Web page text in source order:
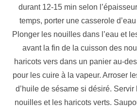
durant 12-15 min selon
temps, porter une casserole
Plonger les nouilles dans l’eau et
avant la fin de la cuisson des
haricots vers dans un panier au-
pour les cuire à la vapeur. Arroser
d’huile de sésame si désiré.
nouilles et les haricots verts.